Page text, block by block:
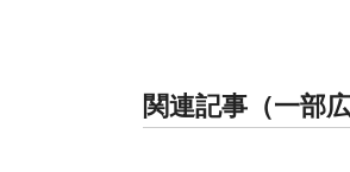
関連記事（一部